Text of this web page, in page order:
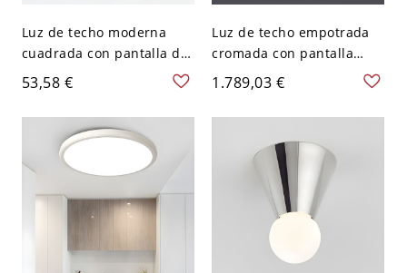
Luz de techo moderna
cuadrada con pantalla de
cristal transparente y
luces bi-pin - Cromo 110 A
120 V 7,62 cm
53,58 €
Luz de techo empotrada
cromada con pantalla
plateada para una luz
natural brillante en un
estilo moderno - 110 A
1.789,03 €